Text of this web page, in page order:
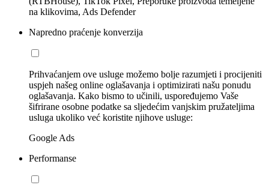
na klikovima, Ads Defender
Napredno praćenje konverzija
Prihvaćanjem ove usluge možemo bolje razumjeti i procijeniti
uspjeh našeg online oglašavanja i optimizirati našu ponudu
oglašavanja. Kako bismo to učinili, uspoređujemo Vaše
šifrirane osobne podatke sa sljedećim vanjskim pružateljima
usluga ukoliko već koristite njihove usluge:
Google Ads
Performanse